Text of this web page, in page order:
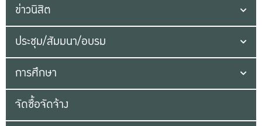
ข่าวนิสิต
ประชุม/สัมมนา/อบรม
การศึกษา
จัดซื้อจัดจ้าง